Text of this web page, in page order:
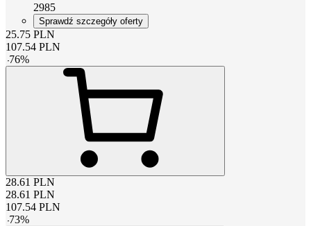
2985
Sprawdź szczegóły oferty
25.75 PLN
107.54 PLN
-76%
28.61 PLN
28.61 PLN
107.54 PLN
-73%